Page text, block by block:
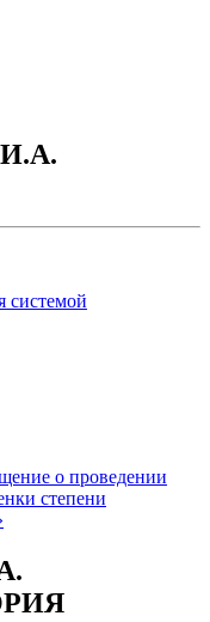
И.А.
системой
о проведении
степени